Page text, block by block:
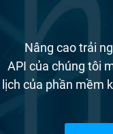
Nâng cao trải
API của chúng tôi
lịch của phần mềm